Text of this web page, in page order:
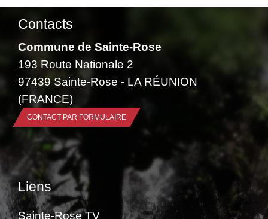
Contacts
Commune de Sainte-Rose
193 Route Nationale 2
97439 Sainte-Rose - LA RÉUNION
(FRANCE)
CONTACT PAR FORMULAIRE
Liens
Sainte-Rose TV